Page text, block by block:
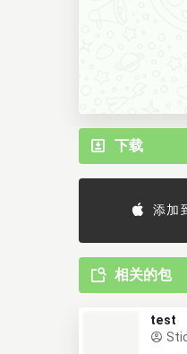
下载
添加
相关的包
test